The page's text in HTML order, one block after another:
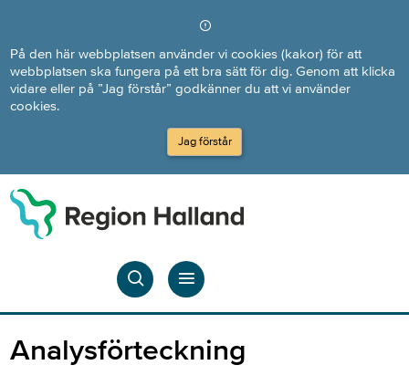
På den här webbplatsen använder vi cookies (kakor) för att
webbplatsen ska fungera på ett bra sätt för dig. Genom att klicka
vidare eller på ”Jag förstår” godkänner du att vi använder
cookies.
Jag förstår
Analysförteckning